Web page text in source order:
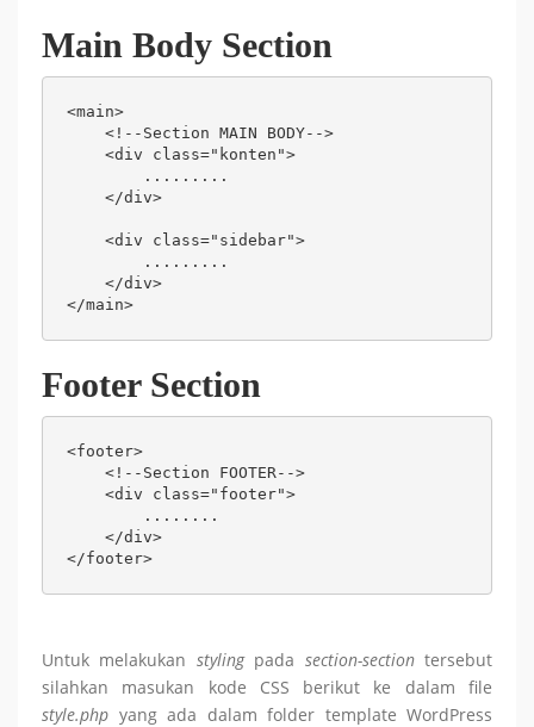
Main Body Section
<main>
    <!--Section MAIN BODY-->
    <div class="konten">
        .........
    </div>
    <div class="sidebar">
        .........
    </div>
</main>
Footer Section
<footer>
    <!--Section FOOTER-->
    <div class="footer">
        ........
    </div>
</footer>
Untuk melakukan stylingpada section-sectiontersebut
silahkan masukan kode CSS berikut ke dalam file
style.php yang ada dalam folder template WordPress